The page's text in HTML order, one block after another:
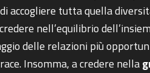
accogliere tutta quella
nell’equilibrio
delle relazioni più
Insomma, a credere nella